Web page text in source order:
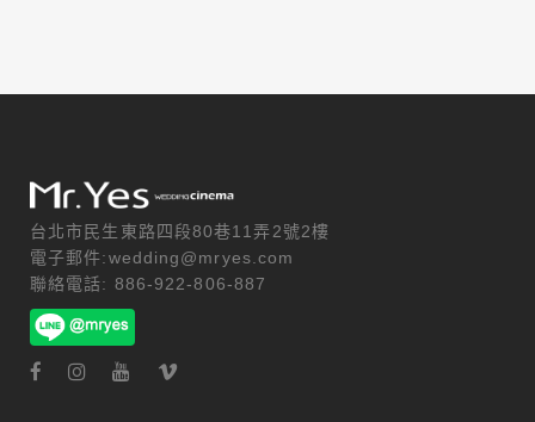
台北市民生東路四段80巷11弄2號2樓
電子郵件:wedding@mryes.com
聯絡電話: 886-922-806-887